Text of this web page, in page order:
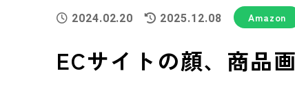
2024.02.20 2025.12.08 Amazon
ECサイトの顔、商品